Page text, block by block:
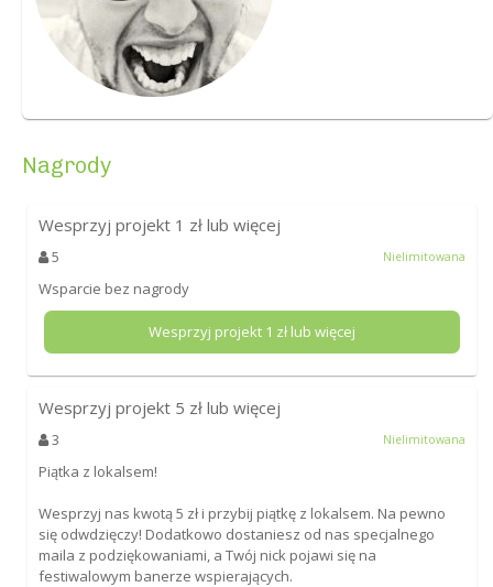
Nagrody
Wesprzyj projekt 1 zł lub więcej
5 Nielimitowana
Wsparcie bez nagrody
Wesprzyj projekt 1 zł lub więcej
Wesprzyj projekt 5 zł lub więcej
3 Nielimitowana
Piątka z lokalsem!
Wesprzyj nas kwotą 5 zł i przybij piątkę z lokalsem. Na pewno
się odwdzięczy! Dodatkowo dostaniesz od nas specjalnego
maila z podziękowaniami, a Twój nick pojawi się na
festiwalowym banerze wspierających.